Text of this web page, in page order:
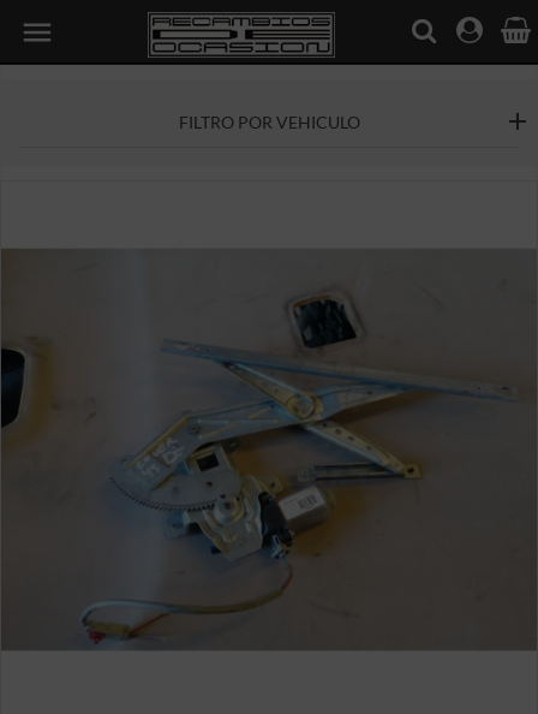

FILTRO POR VEHICULO